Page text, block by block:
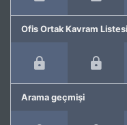
Ofis Ortak Kavram Listesi
Arama geçmişi